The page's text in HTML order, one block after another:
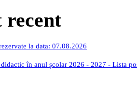
recent
la data: 07.08.2026
în anul școlar 2026 - 2027 - Lista